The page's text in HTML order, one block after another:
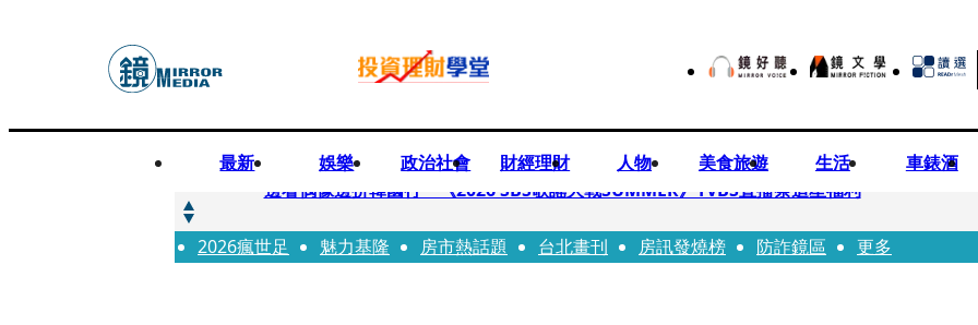
最新 娛樂 政治社會 財經理財 人物 美食旅遊 生活 車錶酒
快訊
邊看偶像邊拚韓國行 《2026 SBS歌謠大戰SUMMER》TVBS直播祭追星福利
快訊
代誌大條火急跳船？ 宏碁派任李文詳接掌兆基屋管2天就喊撤出！
2026瘋世足 魅力基隆 房市熱話題 台北畫刊 房訊發燒榜 防詐鏡區 更多